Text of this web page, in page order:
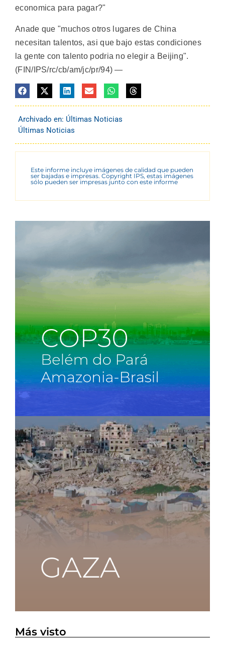
economica para pagar?"
Anade que "muchos otros lugares de China
necesitan talentos, asi que bajo estas condiciones
la gente con talento podria no elegir a Beijing".
(FIN/IPS/rc/cb/am/jc/pr/94) —
Archivado en: Últimas Noticias
Últimas Noticias
Este informe incluye imágenes de calidad que pueden
ser bajadas e impresas. Copyright IPS, estas imágenes
sólo pueden ser impresas junto con este informe
Más visto